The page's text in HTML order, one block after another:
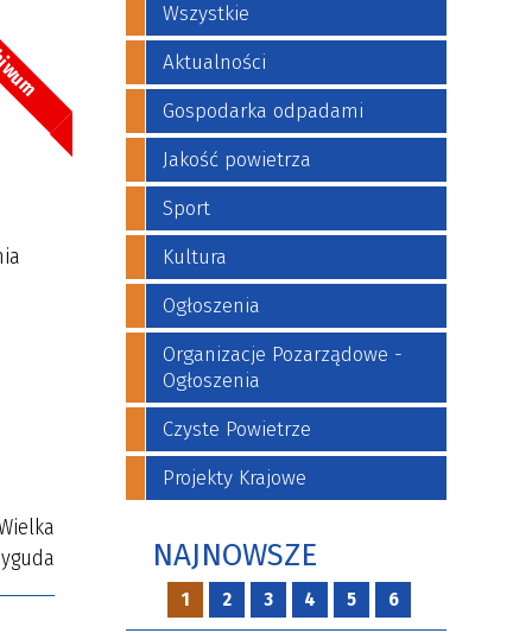
Wszystkie
Aktualności
Gospodarka odpadami
Jakość powietrza
Sport
Kultura
Ogłoszenia
Organizacje Pozarządowe -
Ogłoszenia
Czyste Powietrze
Projekty Krajowe
NAJNOWSZE
1 2 3 4 5 6